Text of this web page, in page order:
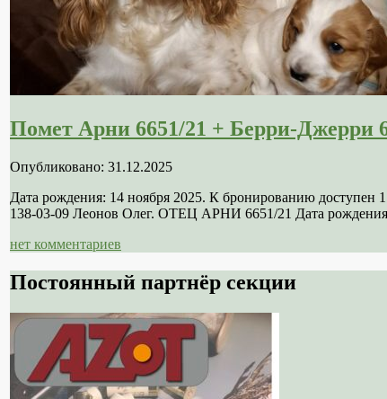
Помет Арни 6651/21 + Берри-Джерри
Опубликовано: 31.12.2025
Дата рождения: 14 ноября 2025. К бронированию
138-03-09 Леонов Олег. ОТЕЦ АРНИ 6651/21 Дата
нет комментариев
Постоянный партнёр секции